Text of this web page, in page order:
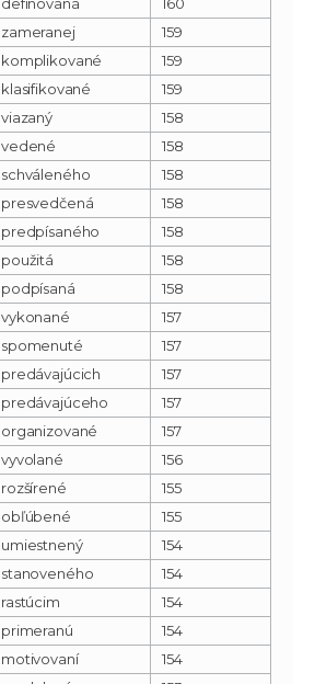
zameranej
159
komplikované
159
klasifikované
159
viazaný
158
vedené
158
schváleného
158
presvedčená
158
predpísaného
158
použitá
158
podpísaná
158
vykonané
157
spomenuté
157
predávajúcich
157
predávajúceho
157
organizované
157
vyvolané
156
rozšírené
155
obľúbené
155
umiestnený
154
stanoveného
154
rastúcim
154
primeranú
154
motivovaní
154